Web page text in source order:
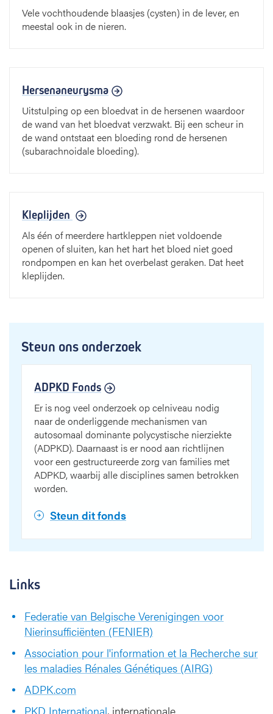
Vele vochthoudende blaasjes (cysten) in de lever, en
meestal ook in de nieren.
Hersenaneurysma
Uitstulping op een bloedvat in de hersenen waardoor
de wand van het bloedvat verzwakt. Bij een scheur in
de wand ontstaat een bloeding rond de hersenen
(subarachnoidale bloeding).
Kleplijden
Als één of meerdere hartkleppen niet voldoende
openen of sluiten, kan het hart het bloed niet goed
rondpompen en kan het overbelast geraken. Dat heet
kleplijden.
Steun ons onderzoek
ADPKD Fonds
Er is nog veel onderzoek op celniveau nodig
naar de onderliggende mechanismen van
autosomaal dominante polycystische nierziekte
(ADPKD). Daarnaast is er nood aan richtlijnen
voor een gestructureerde zorg van families met
ADPKD, waarbij alle disciplines samen betrokken
worden.
Steun dit fonds
Links
Federatie van Belgische Verenigingen voor
Nierinsufficiënten (FENIER)
Association pour l'information et la Recherche sur
les maladies Rénales Génétiques (AIRG)
ADPK.com
PKD International, internationale